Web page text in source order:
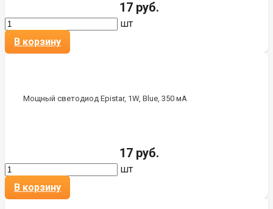
17 руб.
шт
В корзину
Мощный светодиод Epistar, 1W, Blue, 350 мА
17 руб.
шт
В корзину